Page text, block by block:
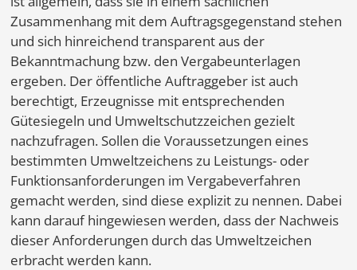
Zusammenhang mit dem Auftragsgegenstand stehen
und sich hinreichend transparent aus der
Bekanntmachung bzw. den Vergabeunterlagen
ergeben. Der öffentliche Auftraggeber ist auch
berechtigt, Erzeugnisse mit entsprechenden
Gütesiegeln und Umweltschutzzeichen gezielt
nachzufragen. Sollen die Voraussetzungen eines
bestimmten Umweltzeichens zu Leistungs- oder
Funktionsanforderungen im Vergabeverfahren
gemacht werden, sind diese explizit zu nennen. Dabei
kann darauf hingewiesen werden, dass der Nachweis
dieser Anforderungen durch das Umweltzeichen
erbracht werden kann.